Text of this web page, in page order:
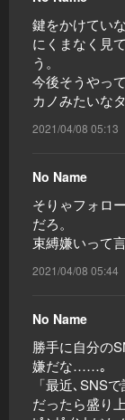
鍵をかけてい
にくまなく見
う。
今後そうやっ
カノみたいな
2021/04/08 05:13
No Name
そりゃフォロ
だろ。
束縛嫌いって
2021/04/08 05:44
No Name
勝手に自分の
嫌だな……｡
「最近､SNS
だったら盛り